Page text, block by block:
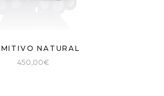
NATURAL
450,00€